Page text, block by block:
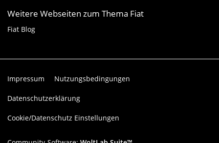
Weitere Webseiten zum Thema Fiat
Fiat Blog
Impressum Nutzungsbedingungen
Datenschutzerklärung
Cookie/Datenschutz Einstellungen